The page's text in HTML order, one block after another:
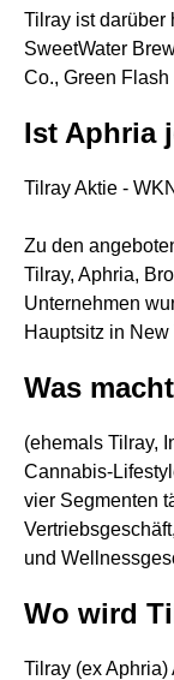
Tilray ist darüber
SweetWater
Co., Green
Ist Aphria
Tilray Aktie -
Zu den
Tilray, Aphria,
Unternehmen
Hauptsitz in New
Was
(ehemals Tilray,
Cannabis-
vier Segmenten
und
Wo wird
Tilray (ex Aphria)